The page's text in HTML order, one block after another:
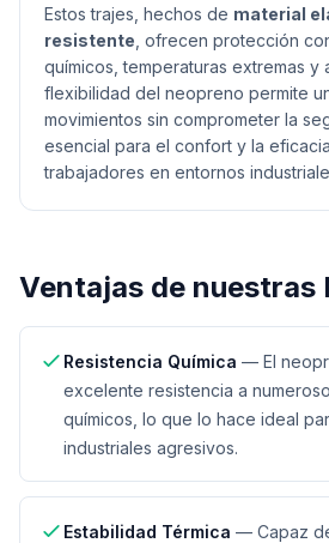
Estos trajes, hechos de material
resistente , ofrecen protección
químicos, temperaturas extremas y
flexibilidad del neopreno permite
movimientos sin comprometer la
esencial para el confort y la
trabajadores en entornos
Ventajas de nuestras
Resistencia Química — El
excelente resistencia a
químicos, lo que lo hace ideal
industriales agresivos.
Estabilidad Térmica — Capaz